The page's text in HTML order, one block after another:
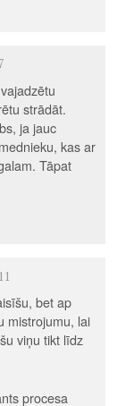
strādāt.
ja jauc
kas ar
Tāpat
bet ap
mistrojumu, lai
viņu tikt līdz
procesa